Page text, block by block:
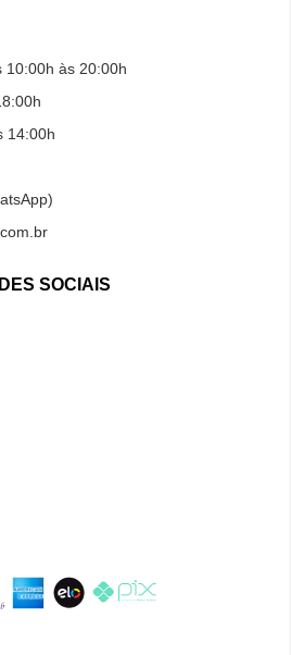
10:00h às 20:00h
14:00h
SOCIAIS